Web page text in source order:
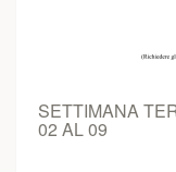
SETTIMANA
02 AL 09